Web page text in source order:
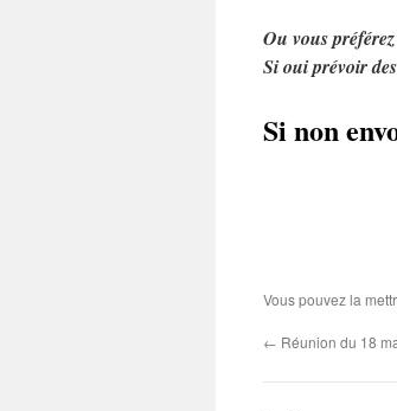
Ou vous
Si oui prévoir
Si non
Vous pouvez la
← Réunion du 18